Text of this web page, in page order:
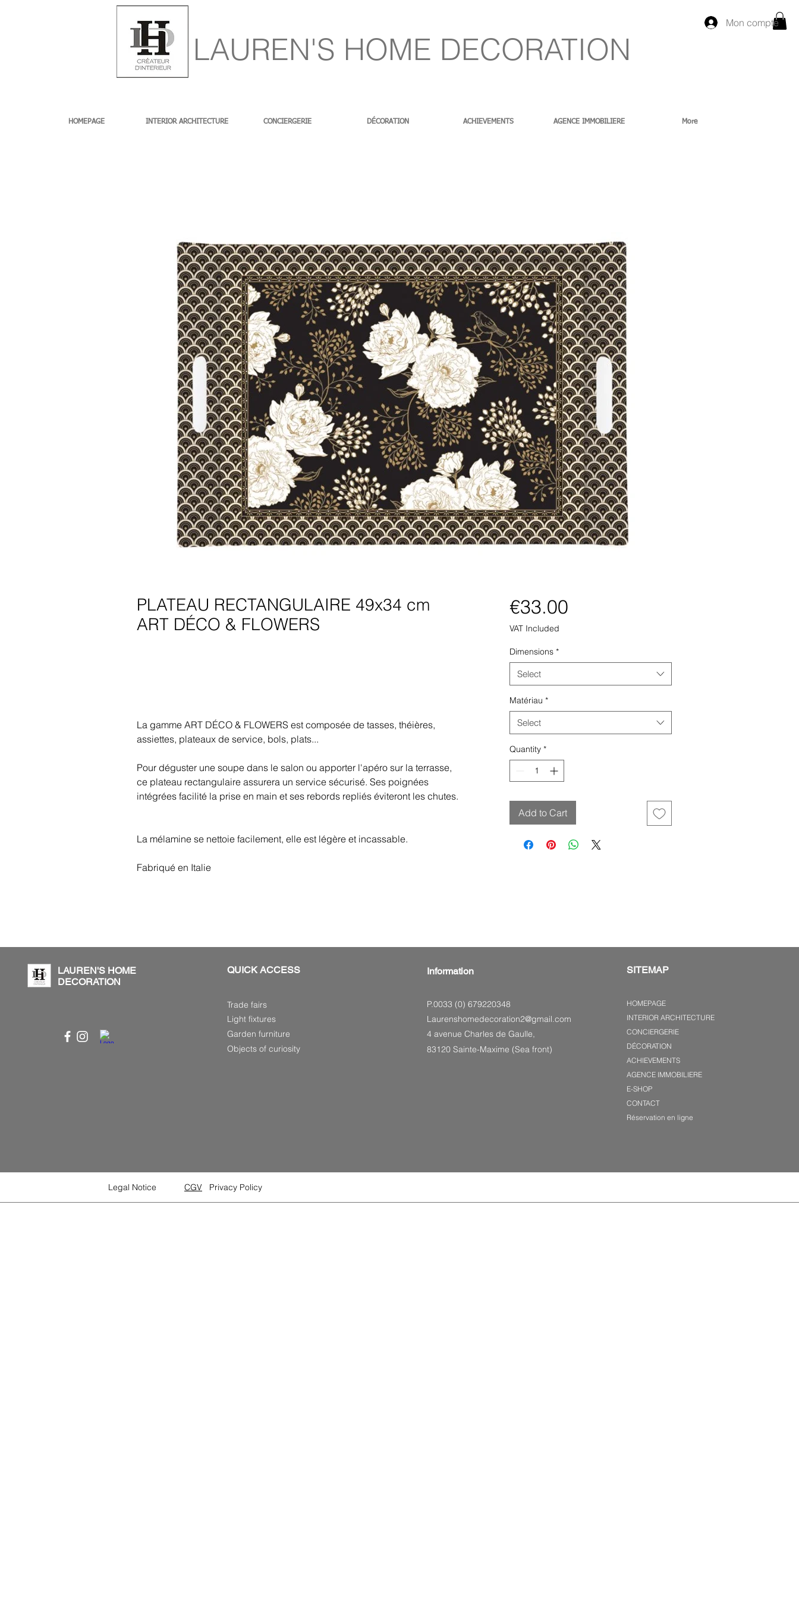
Mon compte
LAUREN'S HOME DECORATION
HOMEPAGE INTERIOR ARCHITECTURE CONCIERGERIE DÉCORATION ACHIEVEMENTS AGENCE IMMOBILIERE More
PLATEAU RECTANGULAIRE 49x34 cm
ART DÉCO & FLOWERS
La gamme ART DÉCO & FLOWERS est composée de tasses, théières,
assiettes, plateaux de service, bols, plats...
Pour déguster une soupe dans le salon ou apporter l'apéro sur la terrasse,
ce plateau rectangulaire assurera un service sécurisé. Ses poignées
intégrées facilité la prise en main et ses rebords repliés éviteront les chutes.
La mélamine se nettoie facilement, elle est légère et incassable.
Fabriqué en Italie
€33.00Price
VAT Included
Dimensions *
Select
Matériau *
Select
Quantity *
Add to Cart
LAUREN'S HOME
DECORATION
QUICK ACCESS
Trade fairs
Light fixtures
Garden furniture
Objects of curiosity
Information
P.0033 (0) 679220348
Laurenshomedecoration2@gmail.com
4 avenue Charles de Gaulle,
83120 Sainte-Maxime (Sea front)
SITEMAP
HOMEPAGE
INTERIOR ARCHITECTURE
CONCIERGERIE
DÉCORATION
ACHIEVEMENTS
AGENCE IMMOBILIERE
E-SHOP
CONTACT
Réservation en ligne
Legal Notice CGV Privacy Policy